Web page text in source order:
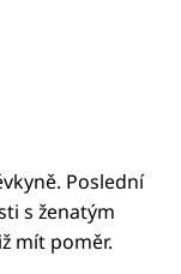
Poslední
s ženatým
mít poměr.